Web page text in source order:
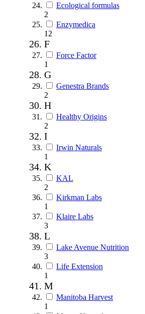
Ecological formulas
2
Enzymedica
12
F
Force Factor
1
G
Genestra Brands
2
H
Healthy Origins
2
I
Irwin Naturals
1
K
KAL
2
Kirkman Labs
1
Klaire Labs
3
L
Lake Avenue Nutrition
3
Life Extension
1
M
Manitoba Harvest
1